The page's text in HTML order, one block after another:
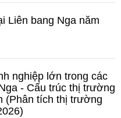
Liên bang Nga năm
nghiệp lớn trong các
- Cấu trúc thị trường
(Phân tích thị trường